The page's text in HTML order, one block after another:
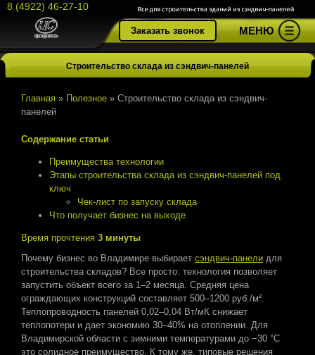
8 (4922) 46-27-10
Заказать звонок МЕНЮ
Строительство склада из сэндвич-панелей
Главная » Полезное » Строительство склада из сэндвич-
панелей
Содержание статьи
Преимущества технологии
Этапы строительства склада из сэндвич-панелей под
ключ
Чек-лист по запуску склада
Что получает бизнес на выходе
Время прочтения 3 минуты
Почему бизнес во Владимире выбирает сэндвич-панели для
строительства складов? Все просто: технология позволяет
запустить объект всего за 1–2 месяца. Средняя цена
ограждающих конструкций составляет 500–1200 руб./м².
Теплопроводность панелей 0,02–0,04 Вт/мК снижает
теплопотери и дает экономию 30–40% на отоплении. Для
Владимирской области с зимними температурами до −30 °C
это солидное преимущество. К тому же, типовые решения